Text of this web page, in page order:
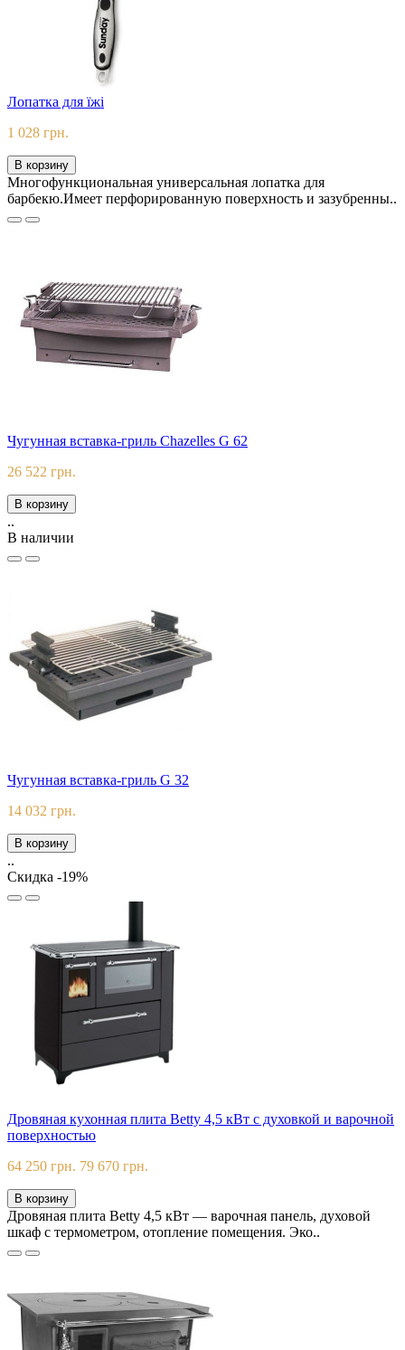
Лопатка для їжі
1 028 грн.
В корзину
Многофункциональная универсальная лопатка для
барбекю.Имеет перфорированную поверхность и зазубренны..
Чугунная вставка-гриль Chazelles G 62
26 522 грн.
В корзину
..
В наличии
Чугунная вставка-гриль G 32
14 032 грн.
В корзину
..
Скидка -19%
Дровяная кухонная плита Betty 4,5 кВт с духовкой и варочной
поверхностью
64 250 грн. 79 670 грн.
В корзину
Дровяная плита Betty 4,5 кВт — варочная панель, духовой
шкаф с термометром, отопление помещения. Эко..